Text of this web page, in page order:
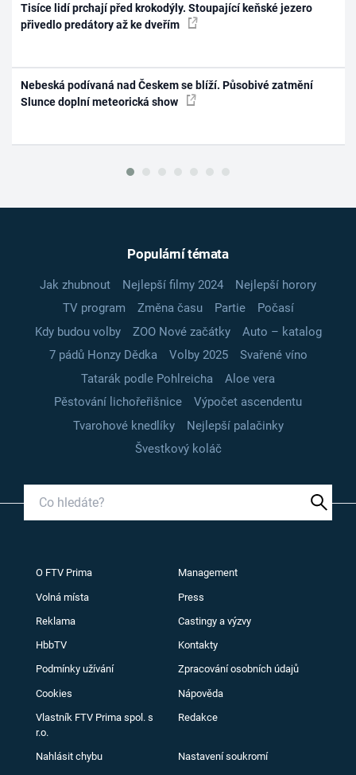
Tisíce lidí prchají před krokodýly. Stoupající keňské jezero
přivedlo predátory až ke dveřím
Nebeská podívaná nad Českem se blíží. Působivé zatmění
Slunce doplní meteorická show
Populární témata
Jak zhubnout Nejlepší filmy 2024
Nejlepší horory
TV program
Změna času Partie
Počasí
Kdy budou volby
ZOO Nové začátky
Auto – katalog
7 pádů Honzy Dědka
Volby 2025
Svařené víno
Tatarák podle Pohlreicha
Aloe vera
Pěstování lichořeřišnice
Výpočet ascendentu
Tvarohové knedlíky
Nejlepší palačinky
Švestkový koláč
O FTV Prima Management
Volná místa Press
Reklama Castingy a výzvy
HbbTV Kontakty
Podmínky užívání Zpracování osobních údajů
Cookies Nápověda
Vlastník FTV Prima spol. s
r.o.
Redakce
Nahlásit chybu Nastavení soukromí